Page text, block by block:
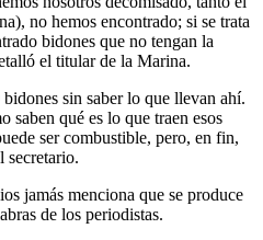
no hemos encontrado; si se trata
bidones que no tengan la
el titular de la Marina.
sin saber lo que llevan ahí.
saben qué es lo que traen esos
ser combustible, pero, en fin,
secretario.
jamás menciona que se produce
de los periodistas.